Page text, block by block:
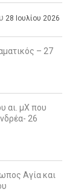
28 Ιουλίου 2026
– 27
αι. μΧ που
26
Αγία και